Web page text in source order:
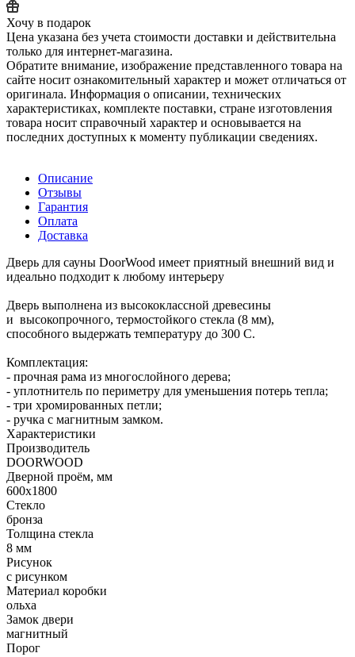
Хочу в подарок
Цена указана без учета стоимости доставки и действительна
только для интернет-магазина.
Обратите внимание, изображение представленного товара на
сайте носит ознакомительный характер и может отличаться от
оригинала. Информация о описании, технических
характеристиках, комплекте поставки, стране изготовления
товара носит справочный характер и основывается на
последних доступных к моменту публикации сведениях.
Описание
Отзывы
Гарантия
Оплата
Доставка
Дверь для сауны DoorWood имеет приятный внешний вид и
идеально подходит к любому интерьеру
Дверь выполнена из высококлассной древесины
и высокопрочного, термостойкого стекла (8 мм),
способного выдержать температуру до 300 С.
Комплектация:
- прочная рама из многослойного дерева;
- уплотнитель по периметру для уменьшения потерь тепла;
- три хромированных петли;
- ручка с магнитным замком.
Характеристики
Производитель
DOORWOOD
Дверной проём, мм
600х1800
Стекло
бронза
Толщина стекла
8 мм
Рисунок
с рисунком
Материал коробки
ольха
Замок двери
магнитный
Порог